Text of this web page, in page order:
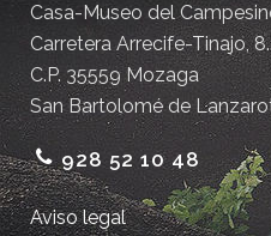
Casa-Museo del
Carretera Arrecife-Tinajo, 8.
C.P. 35559 Mozaga
San Bartolomé de
928 52 10 48
Aviso legal